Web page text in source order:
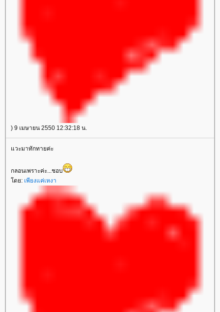
) 9 เมษายน 2550 12:32:18 น.
วะมาทักทายค่ะ
กลอนเพราะค่ะ...ชอบ
ดย: เพียงแค่เหงา